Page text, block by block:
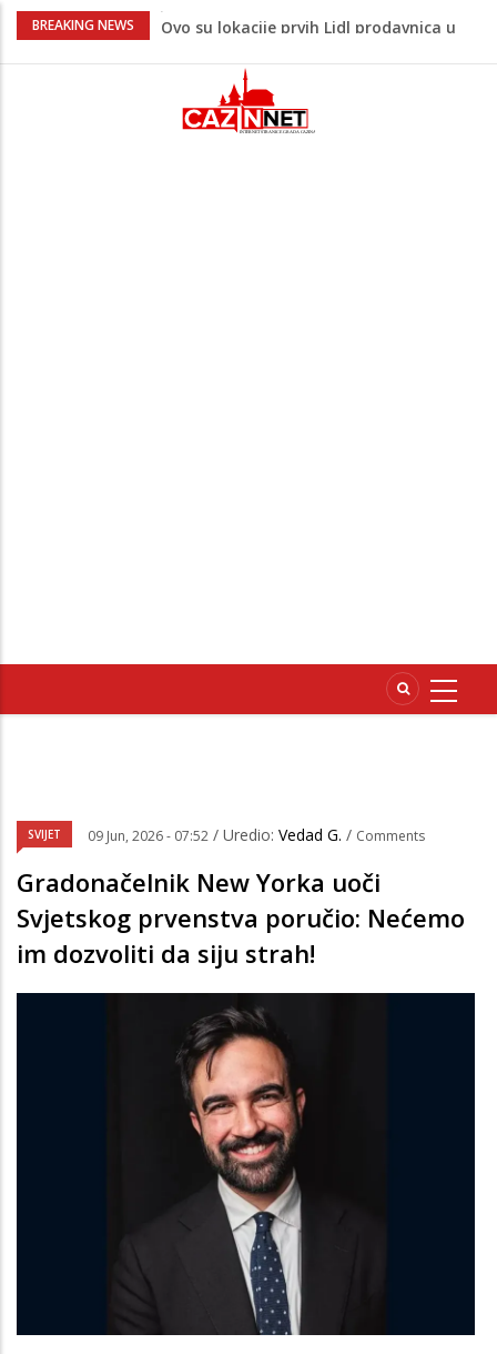
BREAKING NEWS
Majka Izeta Nanića progovorila nakon
poniženje na mjestu gdje se odaje
počast mom sinu"
Prvi put u više od 40 godina: Saudijska
SVIJET 09 Jun, 2026 - 07:52 / Uredio: Vedad G. / Comments
Gradonačelnik New Yorka uoči
Svjetskog prvenstva poručio: Nećemo
im dozvoliti da siju strah!